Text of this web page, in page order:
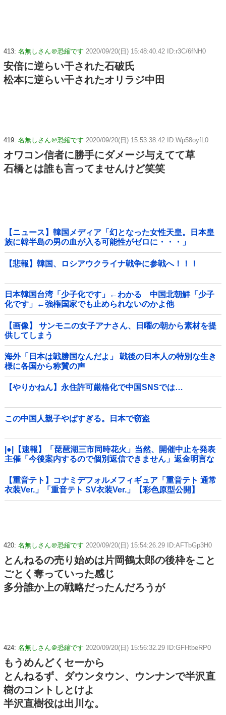
413: 名無しさん＠恐縮です 2020/09/20(日) 15:48:40.42 ID:r3C/6fNH0
安倍に逆らい干された石破氏
松本に逆らい干されたオリラジ中田
419: 名無しさん＠恐縮です 2020/09/20(日) 15:53:38.42 ID:Wp58oyfL0
オワコン信者に勝手にダメージ与えてて草
石橋とは誰も言ってませんけど笑笑
【ニュース】韓国メディア「幻となった女性天皇。日本皇
族に韓半島の男の血が入る可能性がゼロに・・・」
【悲報】韓国、ロシアウクライナ戦争に参戦へ！！！
日本韓国台湾「少子化です」←わかる 中国北朝鮮「少子
化です」←強権国家でも止められないのかよ他
【画像】 サンモニの女子アナさん、日曜の朝から素材を提
供してしまう
海外「日本は戦勝国なんだよ」 戦後の日本人の特別な生き
様に各国から称賛の声
【やりかねん】永住許可厳格化で中国SNSでは…
この中国人親子やばすぎる。日本で窃盗
|●|【速報】「琵琶湖三市同時花火」当然、開催中止を発表
主催「今後案内するので個別返信できません」返金明言な
く今後ご案内で終わる
【重音テト】コナミデフォルメフィギュア「重音テト 通常
衣装Ver.」「重音テト SV衣装Ver.」【彩色原型公開】
420: 名無しさん＠恐縮です 2020/09/20(日) 15:54:26.29 ID:AFTbGp3H0
とんねるの売り始めは片岡鶴太郎の後枠をこと
ごとく奪っていった感じ
多分誰か上の戦略だったんだろうが
424: 名無しさん＠恐縮です 2020/09/20(日) 15:56:32.29 ID:GFHtbeRP0
もうめんどくセーから
とんねるず、ダウンタウン、ウンナンで半沢直
樹のコントしとけよ
半沢直樹役は出川な。